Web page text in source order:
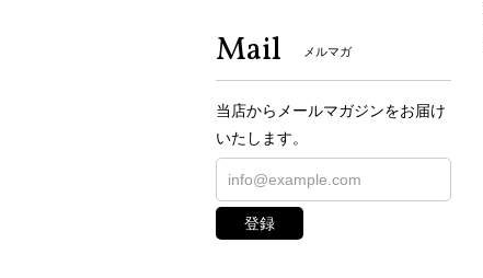
Mail メルマガ
当店からメールマガジンをお届け
いたします。
登録